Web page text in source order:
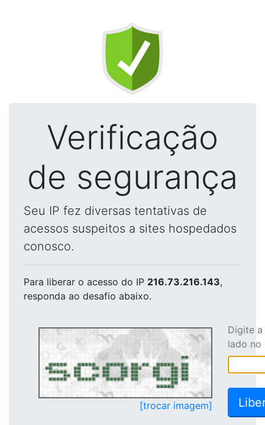
Verificação
de segurança
Seu IP fez diversas tentativas de
acessos suspeitos a sites hospedados
conosco.
Para liberar o acesso do IP 216.73.216.143,
responda ao desafio abaixo.
[trocar imagem]
Digite
lado no